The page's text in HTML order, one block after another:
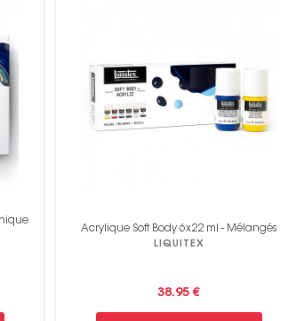
Peinture acrylique Basics 118 ml 045
Jaune transparent
6.20 €